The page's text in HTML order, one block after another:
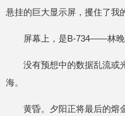
悬挂的巨大显示屏，攫住了我的
屏幕上，是B-734——林晚
没有预想中的数据乱流
海。
黄昏。夕阳正将最后的熔